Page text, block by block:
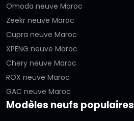
Omoda neuve Maroc
Zeekr neuve Maroc
Cupra neuve Maroc
XPENG neuve Maroc
Chery neuve Maroc
ROX neuve Maroc
GAC neuve Maroc
Modèles neufs populaires